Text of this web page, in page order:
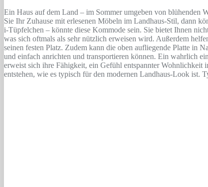
Ein Haus auf dem Land – im Sommer umgeben von blühenden
Sie Ihr Zuhause mit erlesenen Möbeln im Landhaus-Stil, dann
i-Tüpfelchen – könnte diese Kommode sein. Sie bietet Ihnen
was sich oftmals als sehr nützlich erweisen wird. Außerdem
seinen festen Platz. Zudem kann die oben aufliegende Platte in
und einfach anrichten und transportieren können. Ein wahrlich
erweist sich ihre Fähigkeit, ein Gefühl entspannter
entstehen, wie es typisch für den modernen Landhaus-Look ist.